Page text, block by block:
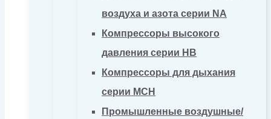
воздуха и азота серии NA
Компрессоры высокого
давления серии HB
Компрессоры для дыхания
серии MCH
Промышленные воздушные/